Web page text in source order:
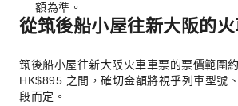
額為準。
從筑後船小屋往新大阪的
筑後船小屋往新大阪火車車票的票價範圍
HK$895 之間，確切金額將視乎列車型號
段而定。